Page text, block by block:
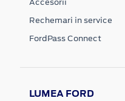
Accesorii
Rechemari in service
FordPass Connect
LUMEA FORD